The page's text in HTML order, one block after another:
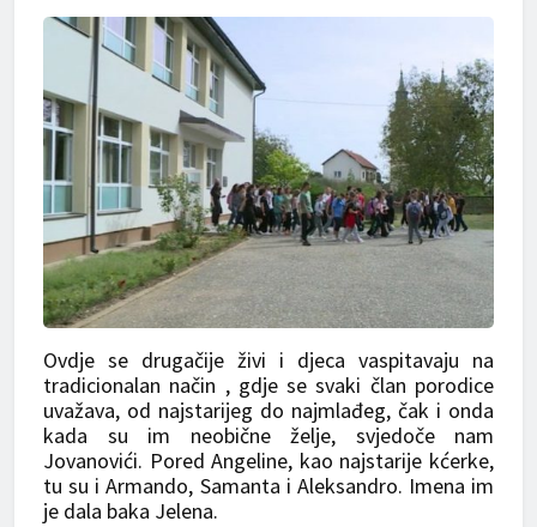
Ovdje se drugačije živi i djeca vaspitavaju na
tradicionalan način , gdje se svaki član porodice
uvažava, od najstarijeg do najmlađeg, čak i onda
kada su im neobične želje, svjedoče nam
Јovanovići. Pored Angeline, kao najstarije kćerke,
tu su i Armando, Samanta i Aleksandro. Imena im
je dala baka Јelena.